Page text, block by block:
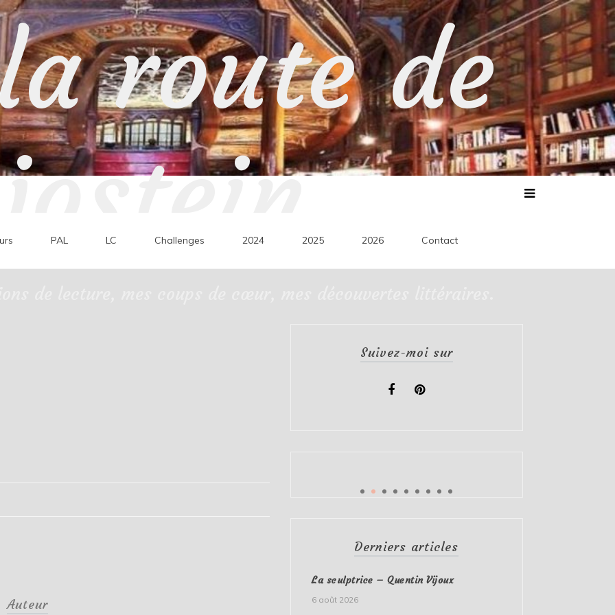
route de
jostein
PAL LC Challenges 2024 2025 2026 Contact
Auteur
Suivez-moi sur
Derniers articles
La sculptrice – Quentin Vijoux
6 août 2026